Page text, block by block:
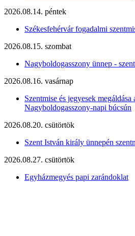
2026.08.14. péntek
Székesfehérvár fogadalmi
2026.08.15. szombat
Nagyboldogasszony ünnep -
2026.08.16. vasárnap
Szentmise és jegyesek megáldása
Nagyboldogasszony-napi búcsún
2026.08.20. csütörtök
Szent István király ünnepén
2026.08.27. csütörtök
Egyházmegyés papi zarándoklat